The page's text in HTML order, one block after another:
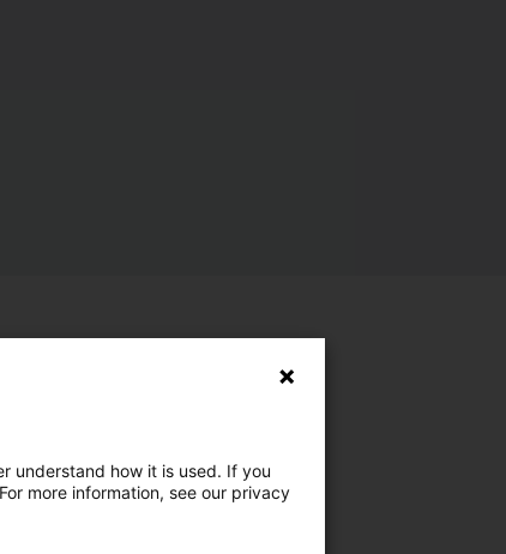
understand how it is used. If you
more information, see our privacy